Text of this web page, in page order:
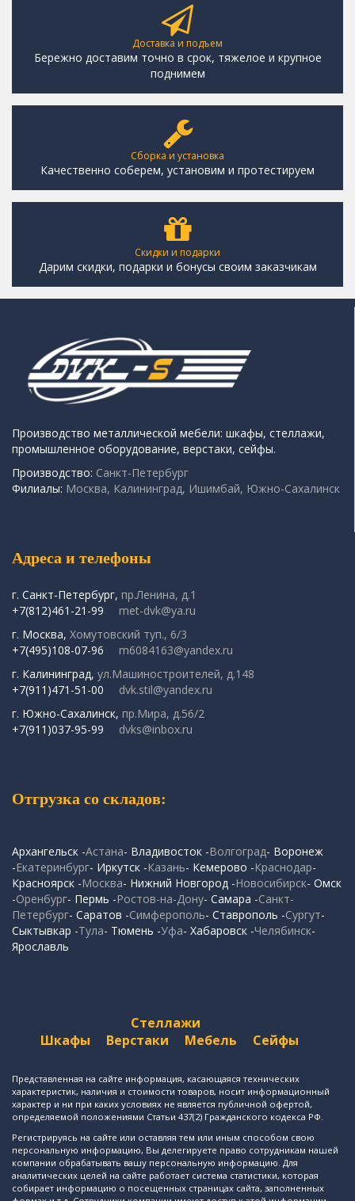
Доставка и подъем
Бережно доставим точно в срок, тяжелое и крупное
поднимем
Сборка и установка
Качественно соберем, установим и протестируем
Скидки и подарки
Дарим скидки, подарки и бонусы своим заказчикам
Производство металлической мебели: шкафы, стеллажи,
промышленное оборудование, верстаки, сейфы.
Производство: Санкт-Петербург
Филиалы: Москва, Калининград, Ишимбай, Южно-Сахалинск
Адреса и телефоны
г. Санкт-Петербург, пр.Ленина, д.1
+7(812)461-21-99
met-dvk@ya.ru
г. Москва, Хомутовский туп., 6/3
+7(495)108-07-96
m6084163@yandex.ru
г. Калининград, ул.Машиностроителей, д.148
+7(911)471-51-00
dvk.stil@yandex.ru
г. Южно-Сахалинск, пр.Мира, д.56/2
+7(911)037-95-99
dvks@inbox.ru
Отгрузка со складов:
Архангельск -Астана- Владивосток -Волгоград- Воронеж
-Екатеринбург- Иркутск -Казань- Кемерово -Краснодар-
Красноярск -Москва- Нижний Новгород -Новосибирск- Омск
-Оренбург- Пермь -Ростов-на-Дону- Самара -Санкт-
Петербург- Саратов -Симферополь- Ставрополь -Сургут-
Сыктывкар -Тула- Тюмень -Уфа- Хабаровск -Челябинск-
Ярославль
Стеллажи
Шкафы
Верстаки Мебель Сейфы
Представленная на сайте информация, касающаяся технических
характеристик, наличия и стоимости товаров, носит информационный
характер и ни при каких условиях не является публичной офертой,
определяемой положениями Статьи 437(2) Гражданского кодекса РФ.
Регистрируясь на сайте или оставляя тем или иным способом свою
персональную информацию, Вы делегируете право сотрудникам нашей
компании обрабатывать вашу персональную информацию. Для
аналитических целей на сайте работает система статистики, которая
собирает информацию о посещенных страницах сайта, заполненных